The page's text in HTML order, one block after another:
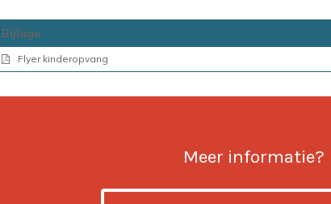
Bijlage
Flyer kinderopvang
Meer informatie?